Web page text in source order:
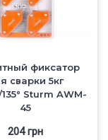
фиксатор
сварки 5кг
135° Sturm AWM-
45
204грн